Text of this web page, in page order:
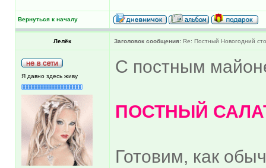
Вернуться к началу
Лелёк Заголовок сообщения: Re: Постный Новогодний
Я давно здесь живу С постным
ПОСТНЫЙ
Готовим, как